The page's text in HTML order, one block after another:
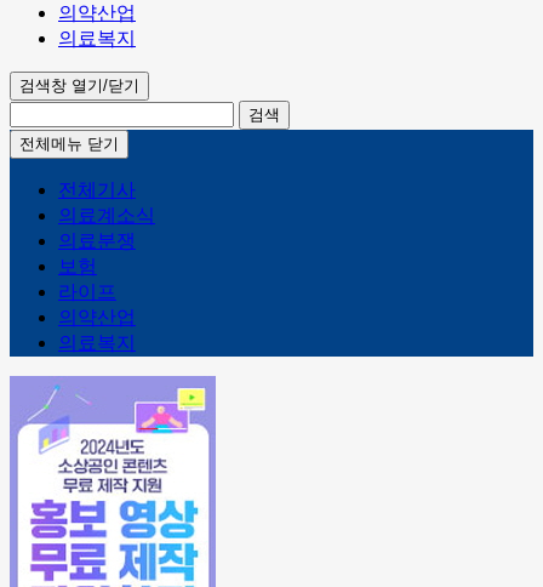
의약산업
의료복지
검색창 열기/닫기
검색
전체메뉴 닫기
전체기사
의료계소식
의료분쟁
보험
라이프
의약산업
의료복지